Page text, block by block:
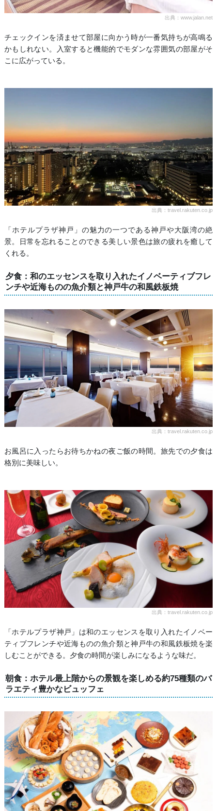
出典：www.jalan.net
チェックインを済ませて部屋に向かう時が一番気持ちが高鳴る
かもしれない。入室すると機能的でモダンな雰囲気の部屋がそ
こに広がっている。
出典：travel.rakuten.co.jp
「ホテルプラザ神戸」の魅力の一つである神戸や大阪湾の絶
景。日常を忘れることのできる美しい景色は旅の疲れを癒して
くれる。
夕食：和のエッセンスを取り入れたイノベーティブフレ
ンチや近海ものの魚介類と神戸牛の和風鉄板焼
出典：travel.rakuten.co.jp
お風呂に入ったらお待ちかねの夜ご飯の時間。旅先での夕食は
格別に美味しい。
出典：travel.rakuten.co.jp
「ホテルプラザ神戸」は和のエッセンスを取り入れたイノベー
ティブフレンチや近海ものの魚介類と神戸牛の和風鉄板焼を楽
しむことができる。夕食の時間が楽しみになるような味だ。
朝食：ホテル最上階からの景観を楽しめる約75種類のバ
ラエティ豊かなビュッフェ